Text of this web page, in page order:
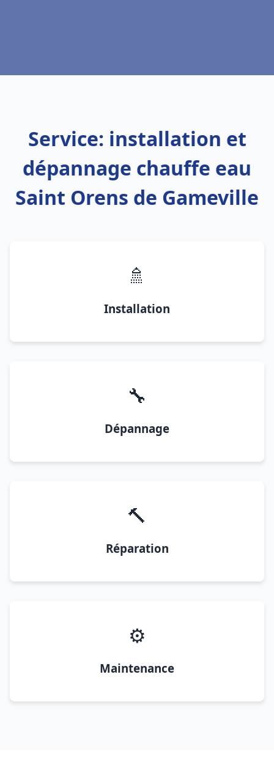
Service: installation et
dépannage chauffe eau
Saint Orens de Gameville
🚿
Installation
🔧
Dépannage
🔨
Réparation
⚙️
Maintenance